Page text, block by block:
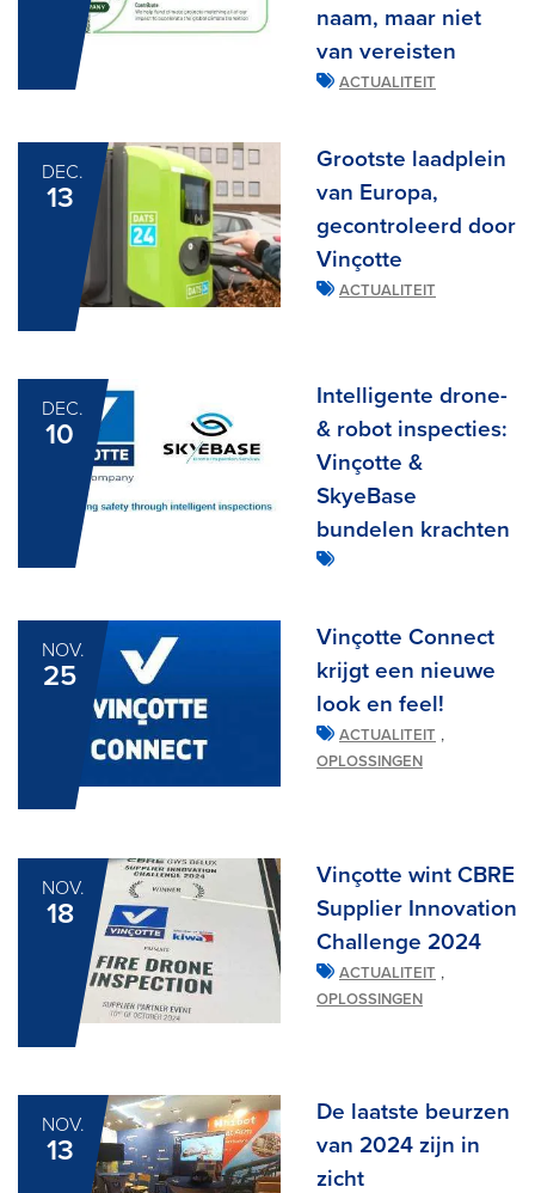
naam, maar niet
van vereisten
ACTUALITEIT
DEC.
13
Grootste laadplein
van Europa,
gecontroleerd door
Vinçotte
ACTUALITEIT
DEC.
10
Intelligente drone-
& robot inspecties:
Vinçotte &
SkyeBase
bundelen krachten
NOV.
25
Vinçotte Connect
krijgt een nieuwe
look en feel!
ACTUALITEIT ,
OPLOSSINGEN
NOV.
18
Vinçotte wint CBRE
Supplier Innovation
Challenge 2024
ACTUALITEIT ,
OPLOSSINGEN
NOV.
13
De laatste beurzen
van 2024 zijn in
zicht